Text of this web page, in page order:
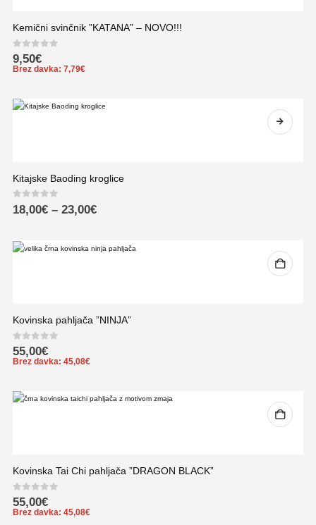
Kemični svinčnik ”KATANA” – NOVO!!!
0out of 5
9,50€
Brez davka: 7,79€
Kitajske Baoding kroglice
0 out of 5
18,00€ – 23,00€
Kovinska pahljača ”NINJA”
0out of 5
55,00€
Brez davka: 45,08€
Kovinska Tai Chi pahljača ”DRAGON BLACK”
0out of 5
55,00€
Brez davka: 45,08€